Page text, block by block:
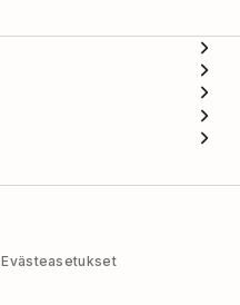
Evästeasetukset